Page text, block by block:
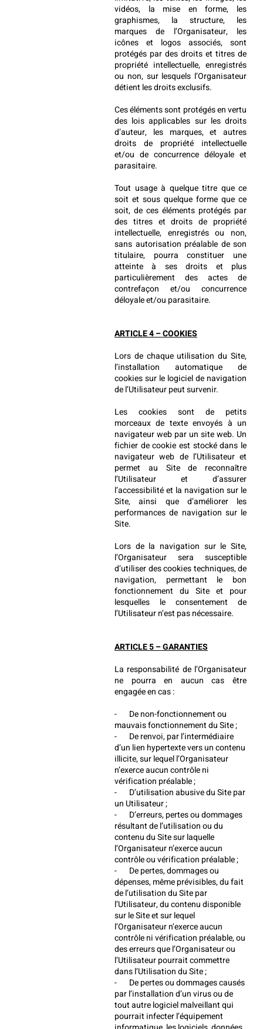
vidéos, la mise en forme, les
graphismes, la structure, les
marques de l’Organisateur, les
icônes et logos associés, sont
protégés par des droits et titres de
propriété intellectuelle, enregistrés
ou non, sur lesquels l’Organisateur
détient les droits exclusifs.
Ces éléments sont protégés en vertu
des lois applicables sur les droits
d’auteur, les marques, et autres
droits de propriété intellectuelle
et/ou de concurrence déloyale et
parasitaire.
Tout usage à quelque titre que ce
soit et sous quelque forme que ce
soit, de ces éléments protégés par
des titres et droits de propriété
intellectuelle, enregistrés ou non,
sans autorisation préalable de son
titulaire, pourra constituer une
atteinte à ses droits et plus
particulièrement des actes de
contrefaçon et/ou concurrence
déloyale et/ou parasitaire.
ARTICLE 4 – COOKIES
Lors de chaque utilisation du Site,
l’installation automatique de
cookies sur le logiciel de navigation
de l’Utilisateur peut survenir.
Les cookies sont de petits
morceaux de texte envoyés à un
navigateur web par un site web. Un
fichier de cookie est stocké dans le
navigateur web de l’Utilisateur et
permet au Site de reconnaître
l’Utilisateur et d’assurer
l’accessibilité et la navigation sur le
Site, ainsi que d’améliorer les
performances de navigation sur le
Site.
Lors de la navigation sur le Site,
l’Organisateur sera susceptible
d’utiliser des cookies techniques, de
navigation, permettant le bon
fonctionnement du Site et pour
lesquelles le consentement de
l’Utilisateur n’est pas nécessaire.
ARTICLE 5 – GARANTIES
La responsabilité de l’Organisateur
ne pourra en aucun cas être
engagée en cas :
-       De non-fonctionnement ou
mauvais fonctionnement du Site ;
-       De renvoi, par l’intermédiaire
d’un lien hypertexte vers un contenu
illicite, sur lequel l’Organisateur
n’exerce aucun contrôle ni
vérification préalable ;
-       D’utilisation abusive du Site par
un Utilisateur ;
-       D’erreurs, pertes ou dommages
résultant de l’utilisation ou du
contenu du Site sur laquelle
l’Organisateur n’exerce aucun
contrôle ou vérification préalable ;
-       De pertes, dommages ou
dépenses, même prévisibles, du fait
de l’utilisation du Site par
l’Utilisateur, du contenu disponible
sur le Site et sur lequel
l’Organisateur n’exerce aucun
contrôle ni vérification préalable, ou
des erreurs que l’Organisateur ou
l’Utilisateur pourrait commettre
dans l’Utilisation du Site ;
-       De pertes ou dommages causés
par l’installation d’un virus ou de
tout autre logiciel malveillant qui
pourrait infecter l’équipement